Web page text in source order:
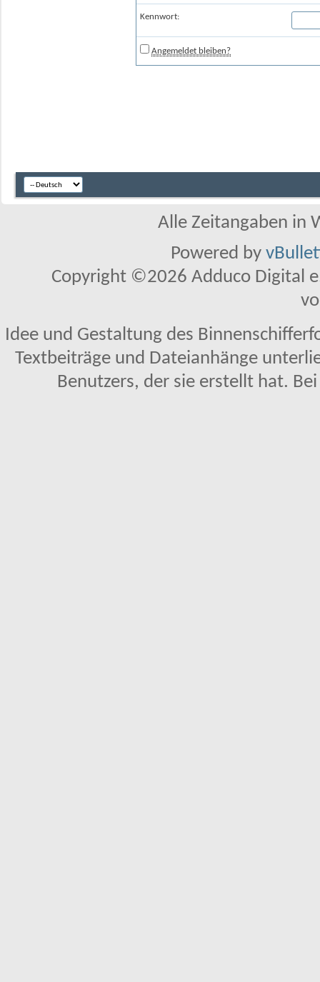
Kennwort:
Angemeldet bleiben?
Alle Zeitangaben in
Powered by
Copyright ©2026 Adduco Digital
Idee und Gestaltung des
Textbeiträge und Dateianhänge
Benutzers, der sie erstellt hat.